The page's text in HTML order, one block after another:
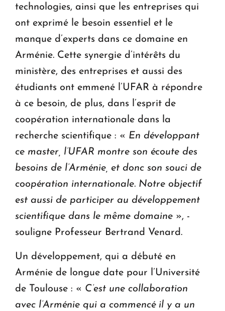
technologies, ainsi que les entreprises qui
ont exprimé le besoin essentiel et le
manque d’experts dans ce domaine en
Arménie. Cette synergie d’intérêts du
ministère, des entreprises et aussi des
étudiants ont emmené l’UFAR à répondre
à ce besoin, de plus, dans l’esprit de
coopération internationale dans la
recherche scientifique : « En développant
ce master, l’UFAR montre son écoute des
besoins de l’Arménie, et donc son souci de
coopération internationale. Notre objectif
est aussi de participer au développement
scientifique dans le même domaine », -
souligne Professeur Bertrand Venard.
Un développement, qui a débuté en
Arménie de longue date pour l’Université
de Toulouse : « C’est une collaboration
avec l’Arménie qui a commencé il y a un